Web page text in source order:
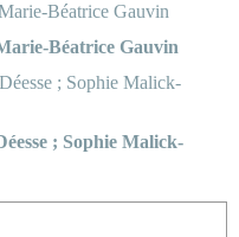
Béatrice Gauvin
; Sophie Malick-